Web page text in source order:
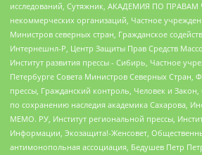
исследований, Сутяжник, АКАДЕМИЯ ПО ПРАВАМ
некоммерческих организаций, Частное
Министров северных стран, Гражданское
Интернешнл-Р, Центр Защиты Прав Средств
Институт развития прессы - Сибирь, Частное
Петербурге Совета Министров Северных Стран,
прессы, Гражданский контроль, Человек и
по сохранению наследия академика Сахарова,
МЕМО. РУ, Институт региональной прессы,
Информации, Экозащита!-Женсовет,
антимонопольная ассоциация, Бедушев Петр